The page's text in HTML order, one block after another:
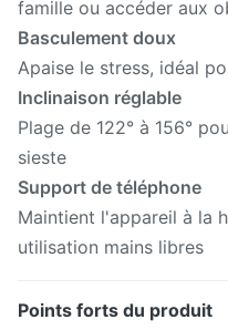
famille ou accéder aux
Basculement doux
Apaise le stress, idéal
Inclinaison réglable
Plage de 122° à 156°
sieste
Support de téléphone
Maintient l'appareil à la
utilisation mains libres
Points forts du produit